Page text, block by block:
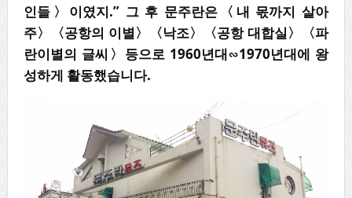
인들〉이였지.” 그 후 문주란은〈내 몫까지 살아
주〉〈공항의 이별〉〈낙조〉〈공항 대합실〉〈파
란이별의 글씨〉등으로 1960년대∽1970년대에 왕
성하게 활동했습니다.